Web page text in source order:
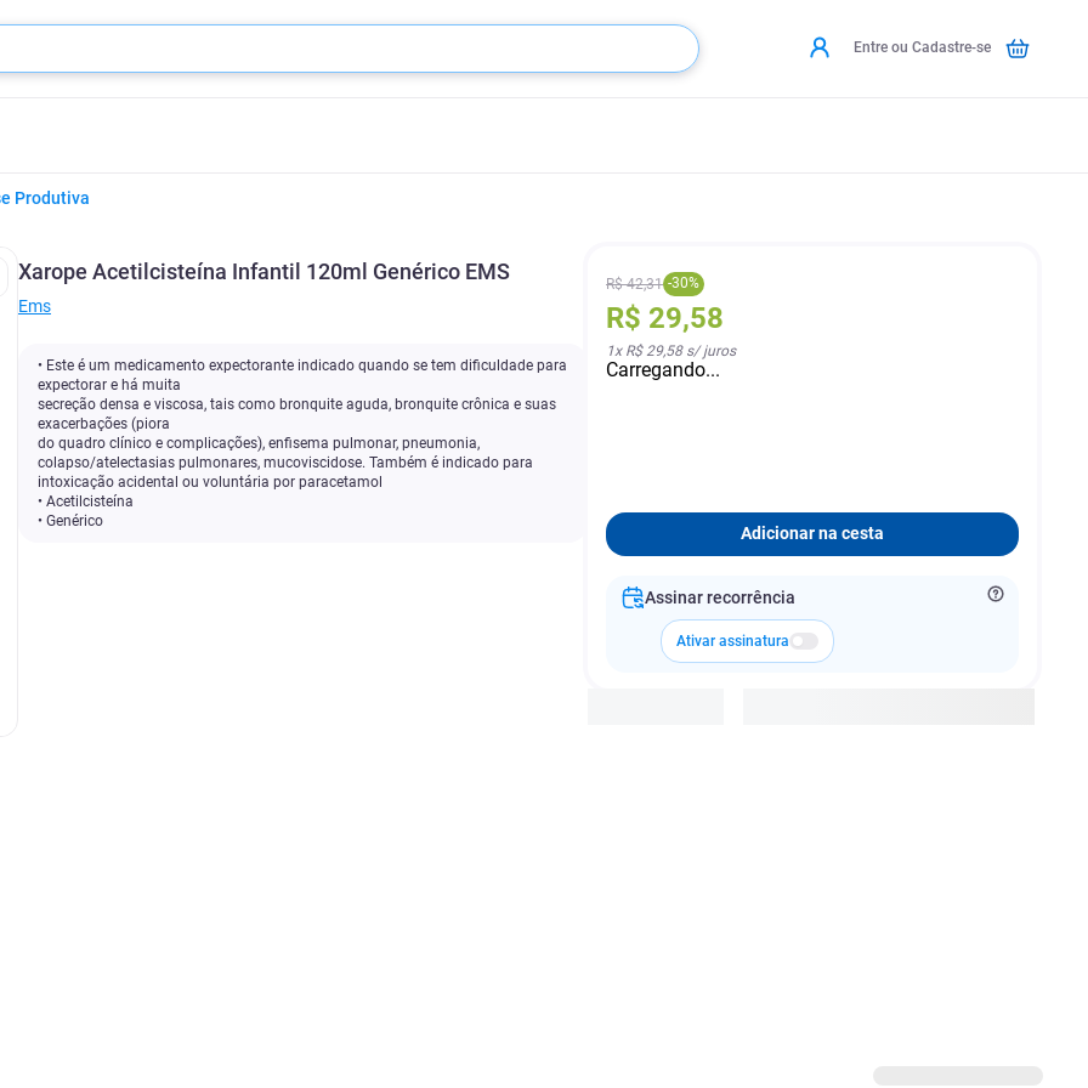
Entre ou Cadastre-se
Produtiva
Xarope Acetilcisteína Infantil 120ml Genérico EMS
Ems
• Este é um medicamento expectorante indicado quando se tem dificuldade para
expectorar e há muita
secreção densa e viscosa, tais como bronquite aguda, bronquite crônica e suas
exacerbações (piora
do quadro clínico e complicações), enfisema pulmonar, pneumonia,
colapso/atelectasias pulmonares, mucoviscidose. Também é indicado para
intoxicação acidental ou voluntária por paracetamol
• Acetilcisteína
• Genérico
R$ 42,31 -30%
R$ 29,58
1x R$ 29,58s/ juros
Carregando...
Adicionar na cesta
Assinar recorrência
Ativar assinatura